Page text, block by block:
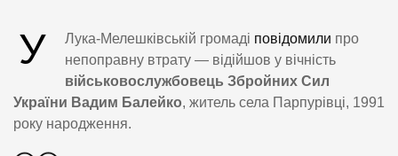
У Лука-Мелешківській громаді повідомили про
непоправну втрату — відійшов у вічність
військовослужбовець Збройних Сил
України Вадим Балейко, житель села Парпурівці, 1991
року народження.